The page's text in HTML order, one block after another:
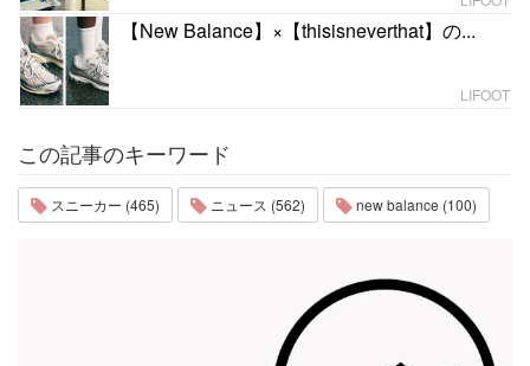
【New Balance】×【thisisneverthat】の...
LIFOOT
この記事のキーワード
スニーカー (465) ニュース (562) new balance (100)